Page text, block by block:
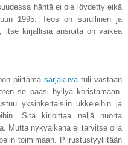
häntä ei ole löydetty eikä
1995. Teos on surullinen ja
itse kirjallisia ansioita on vaikea
piirtämä sarjakuva tuli vastaan
se pääsi hyllyä koristamaan.
yksinkertaisiin ukkeleihin ja
Sitä kirjoittaa neljä nuorta
Mutta nykyaikana ei tarvitse olla
toimimaan. Piirustustyyliltään